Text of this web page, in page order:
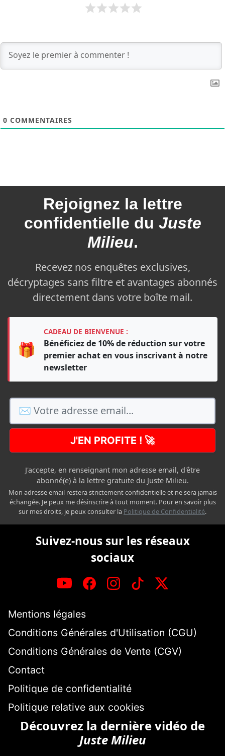
0 COMMENTAIRES
Rejoignez la lettre
confidentielle du Juste
Milieu.
Recevez nos enquêtes exclusives,
décryptages sans filtre et avantages abonnés
directement dans votre boîte mail.
🎁
CADEAU DE BIENVENUE :
Bénéficiez de 10% de réduction sur votre
premier achat en vous inscrivant à notre
newsletter
J'EN PROFITE ! 🚀
J'accepte, en renseignant mon adresse email, d'être
abonné(e) à la lettre gratuite du Juste Milieu.
Mon adresse email restera strictement confidentielle et ne sera jamais
échangée. Je peux me désinscrire à tout moment. Pour en savoir plus
sur mes droits, je peux consulter la Politique de Confidentialité.
Suivez-nous sur les réseaux
sociaux
Mentions légales
Conditions Générales d'Utilisation (CGU)
Conditions Générales de Vente (CGV)
Contact
Politique de confidentialité
Politique relative aux cookies
Découvrez la dernière vidéo de
Juste Milieu